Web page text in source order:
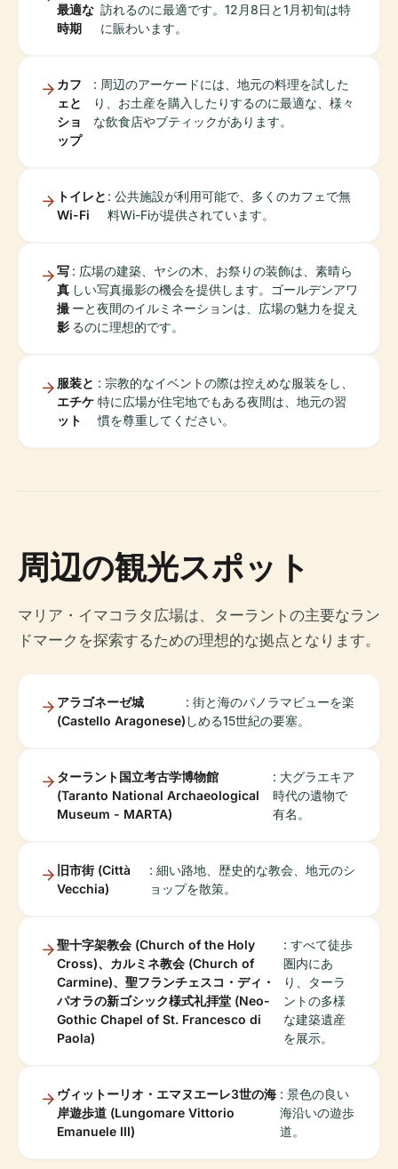
最適な
時期
訪れるのに最適です。12月8日と1月初旬は特
に賑わいます。
カフ
ェと
ショ
ップ
: 周辺のアーケードには、地元の料理を試した
り、お土産を購入したりするのに最適な、様々
な飲食店やブティックがあります。
トイレと
Wi-Fi
: 公共施設が利用可能で、多くのカフェで無
料Wi-Fiが提供されています。
写
真
撮
影
: 広場の建築、ヤシの木、お祭りの装飾は、素晴ら
しい写真撮影の機会を提供します。ゴールデンアワ
ーと夜間のイルミネーションは、広場の魅力を捉え
るのに理想的です。
服装と
エチケ
ット
: 宗教的なイベントの際は控えめな服装をし、
特に広場が住宅地でもある夜間は、地元の習
慣を尊重してください。
周辺の観光スポット
マリア・イマコラタ広場は、ターラントの主要なラン
ドマークを探索するための理想的な拠点となります。
アラゴネーゼ城
(Castello Aragonese)
: 街と海のパノラマビューを楽
しめる15世紀の要塞。
ターラント国立考古学博物館
(Taranto National Archaeological
Museum - MARTA)
: 大グラエキア
時代の遺物で
有名。
旧市街 (Città
Vecchia)
: 細い路地、歴史的な教会、地元のシ
ョップを散策。
聖十字架教会 (Church of the Holy
Cross)、カルミネ教会 (Church of
Carmine)、聖フランチェスコ・ディ・
パオラの新ゴシック様式礼拝堂 (Neo-
Gothic Chapel of St. Francesco di
Paola)
: すべて徒歩
圏内にあ
り、ターラ
ントの多様
な建築遺産
を展示。
ヴィットーリオ・エマヌエーレ3世の海
岸遊歩道 (Lungomare Vittorio
Emanuele III)
: 景色の良い
海沿いの遊歩
道。